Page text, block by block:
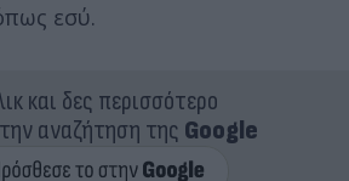
εσύ.
και δες περισσότερο
αναζήτηση της Google